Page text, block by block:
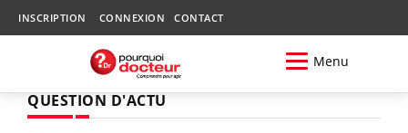
INSCRIPTION CONNEXION CONTACT
Menu
QUESTION D'ACTU